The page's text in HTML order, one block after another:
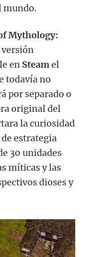
mundo.
Mythology:
versión
en Steamel
todavía no
por separado o
original del
la curiosidad
estrategia
30 unidades
míticas y las
dioses y